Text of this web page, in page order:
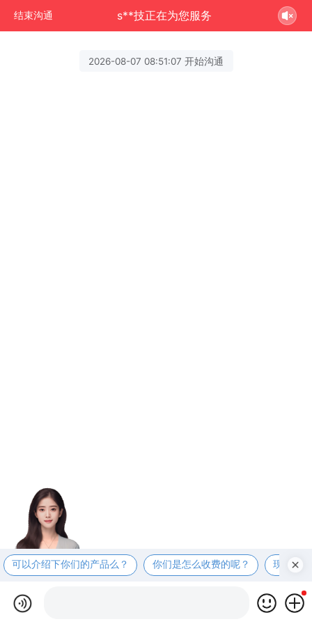
结束沟通 s**技正在为您服务
2026-08-07 08:51:07 开始沟通
可以介绍下你们的产品么？ 你们是怎么收费的呢？ 现在有